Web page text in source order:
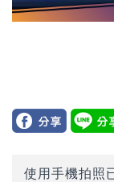
使用手機拍照